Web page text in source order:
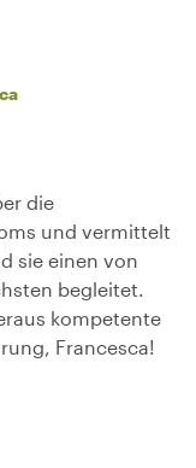
die
und vermittelt
sie einen von
begleitet.
kompetente
Francesca!